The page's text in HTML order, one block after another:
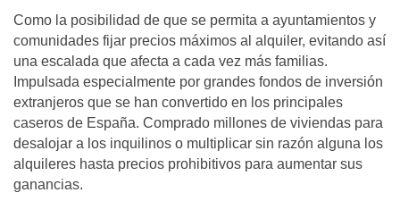
Como la posibilidad de que se permita a ayuntamientos y
comunidades fijar precios máximos al alquiler, evitando así
una escalada que afecta a cada vez más familias.
Impulsada especialmente por grandes fondos de inversión
extranjeros que se han convertido en los principales
caseros de España. Comprado millones de viviendas para
desalojar a los inquilinos o multiplicar sin razón alguna los
alquileres hasta precios prohibitivos para aumentar sus
ganancias.